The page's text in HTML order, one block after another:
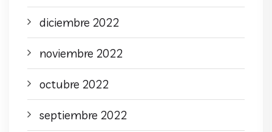
diciembre 2022
noviembre 2022
octubre 2022
septiembre 2022